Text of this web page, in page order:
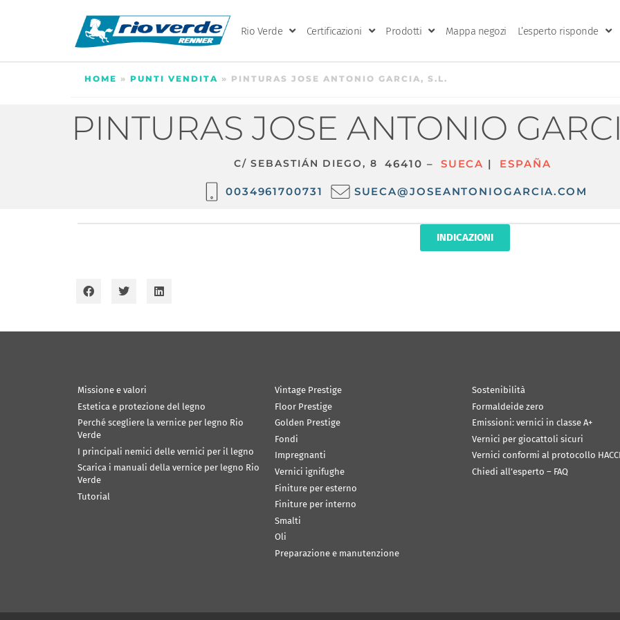
Rio Verde Certificazioni Prodotti Mappa negozi L’esperto risponde
HOME » PUNTI VENDITA » PINTURAS JOSE ANTONIO GARCIA, S.L.
PINTURAS JOSE ANTONIO
C/ SEBASTIÁN DIEGO, 8 46410 – SUECA | ESPAÑA
0034961700731 SUECA@JOSEANTONIOGARCIA.COM
INDICAZIONI
Missione e valori
Estetica e protezione del legno
Perché scegliere la vernice per legno Rio
Verde
I principali nemici delle vernici per il legno
Scarica i manuali della vernice per legno Rio
Verde
Tutorial
Vintage Prestige
Floor Prestige
Golden Prestige
Fondi
Impregnanti
Vernici ignifughe
Finiture per esterno
Finiture per interno
Smalti
Oli
Preparazione e manutenzione
Sostenibilità
Formaldeide zero
Emissioni: vernici in classe A+
Vernici per giocattoli sicuri
Vernici conformi al protocollo
Chiedi all’esperto – FAQ